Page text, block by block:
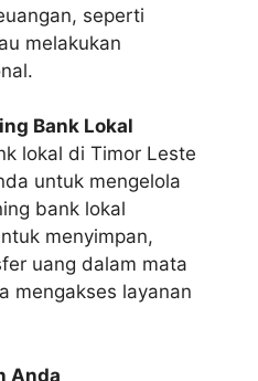
seperti
melakukan
Bank Lokal
lokal di Timor Leste
untuk mengelola
bank lokal
menyimpan,
uang dalam mata
mengakses layanan
Anda